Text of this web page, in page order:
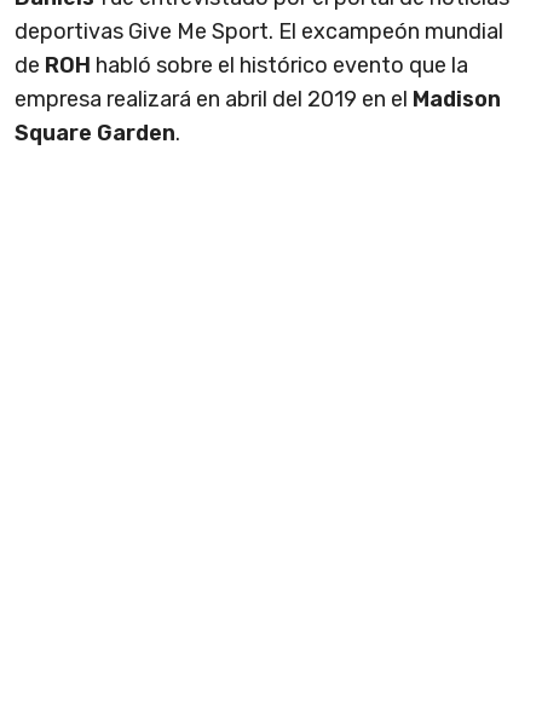
deportivas Give Me Sport. El excampeón mundial
de ROH habló sobre el histórico evento que la
empresa realizará en abril del 2019 en el Madison
Square Garden.